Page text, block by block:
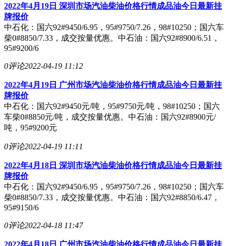
2022年4月19日 深圳市场汽油柴油价格行情成品油今日最新挂
牌报价
中石化：国六92#9450/6.95，95#9750/7.26，98#10250；国六车
柴0#8850/7.33，成交按量优惠。中石油：国六92#8900/6.51，
95#9200/6
0评论2022-04-19 11:12
2022年4月19日 广州市场汽油柴油价格行情成品油今日最新挂
牌报价
中石化：国六92#9450元/吨，95#9750元/吨，98#10250；国六
车柴0#8850元/吨，成交按量优惠。中石油：国六92#8900元/
吨，95#9200元
0评论2022-04-19 11:11
2022年4月18日 深圳市场汽油柴油价格行情成品油今日最新挂
牌报价
中石化：国六92#9450/6.95，95#9750/7.26，98#10250；国六车
柴0#8850/7.33，成交按量优惠。中石油：国六92#8850/6.47，
95#9150/6
0评论2022-04-18 11:47
2022年4月18日 广州市场汽油柴油价格行情成品油今日最新挂